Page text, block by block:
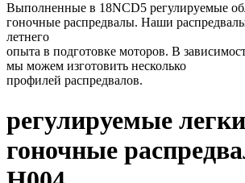
Выполненные в 18NCD5 регулируемые
гоночные распредвалы. Наши распредвалы
летнего
опыта в подготовке моторов. В
мы можем изготовить несколько
профилей распредвалов.
регулируемые
гоночные